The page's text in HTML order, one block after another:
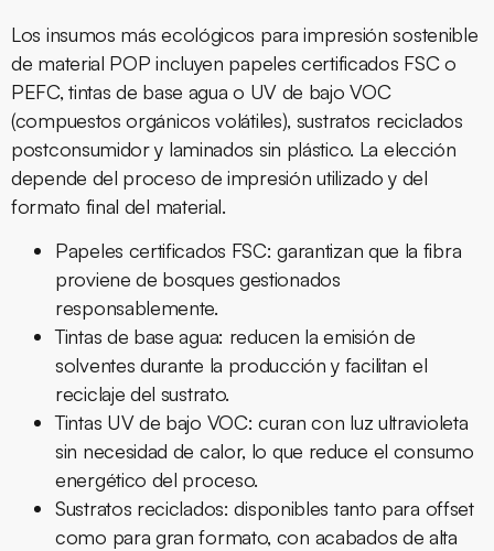
Los insumos más ecológicos paraimpresión sostenible
de material POP incluyen papeles certificados FSC o
PEFC, tintas de base agua o UV de bajo VOC
(compuestos orgánicos volátiles), sustratos reciclados
postconsumidor y laminados sin plástico. La elección
depende del proceso de impresión utilizado y del
formato final del material.
Papeles certificados FSC: garantizan que la fibra
proviene de bosques gestionados
responsablemente.
Tintas de base agua: reducen la emisión de
solventes durante la producción y facilitan el
reciclaje del sustrato.
Tintas UV de bajo VOC: curan con luz ultravioleta
sin necesidad de calor, lo que reduce el consumo
energético del proceso.
Sustratos reciclados: disponibles tanto para offset
como para gran formato, con acabados de alta